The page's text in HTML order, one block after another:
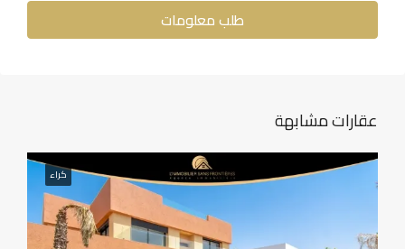
طلب معلومات
عقارات مشابهة
كراء